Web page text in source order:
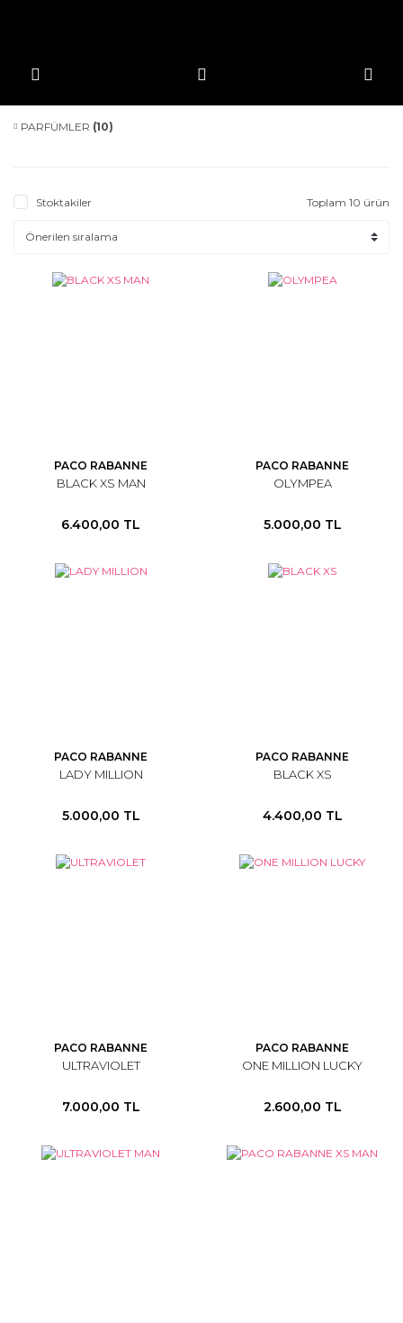
PARFÜMLER (10)
Stoktakiler Toplam 10 ürün
PACO RABANNE
BLACK XS MAN
6.400,00 TL
PACO RABANNE
OLYMPEA
5.000,00 TL
PACO RABANNE
LADY MILLION
5.000,00 TL
PACO RABANNE
BLACK XS
4.400,00 TL
PACO RABANNE
ULTRAVIOLET
7.000,00 TL
PACO RABANNE
ONE MILLION LUCKY
2.600,00 TL